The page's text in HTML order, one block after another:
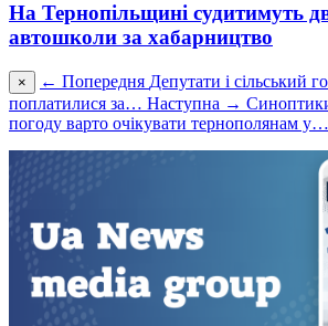
На Тернопільщині судитимуть
автошколи за хабарництво
× ← Попередня Депутати і сільський
поплатилися за… Наступна →
погоду варто очікувати тернополянам у…